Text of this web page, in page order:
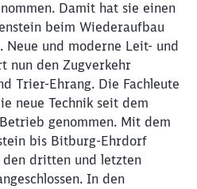
Damit hat sie einen
beim Wiederaufbau
und moderne Leit- und
nun den Zugverkehr
Trier-Ehrang. Die Fachleute
neue Technik seit dem
genommen. Mit dem
bis Bitburg-Ehrdorf
den dritten und letzten
In den